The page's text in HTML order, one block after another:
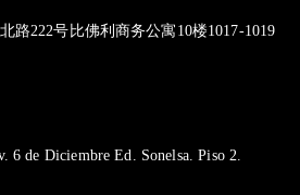
路222号比佛利商务公寓10楼1017-1019
6 de Diciembre Ed. Sonelsa. Piso 2.